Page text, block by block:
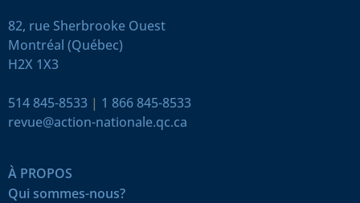
82, rue Sherbrooke Ouest
Montréal (Québec)
H2X 1X3
514 845-8533 | 1 866 845-8533
revue@action-nationale.qc.ca
À PROPOS
Qui sommes-nous?